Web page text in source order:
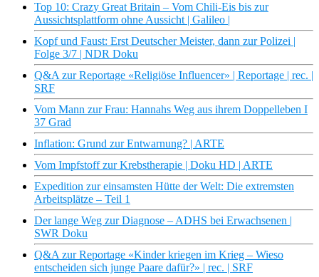
Top 10: Crazy Great Britain – Vom Chili-Eis bis zur
Aussichtsplattform ohne Aussicht | Galileo |
Kopf und Faust: Erst Deutscher Meister, dann zur Polizei |
Folge 3/7 | NDR Doku
Q&A zur Reportage «Religiöse Influencer» | Reportage | rec. |
SRF
Vom Mann zur Frau: Hannahs Weg aus ihrem Doppelleben I
37 Grad
Inflation: Grund zur Entwarnung? | ARTE
Vom Impfstoff zur Krebstherapie | Doku HD | ARTE
Expedition zur einsamsten Hütte der Welt: Die extremsten
Arbeitsplätze – Teil 1
Der lange Weg zur Diagnose – ADHS bei Erwachsenen |
SWR Doku
Q&A zur Reportage «Kinder kriegen im Krieg – Wieso
entscheiden sich junge Paare dafür?» | rec. | SRF